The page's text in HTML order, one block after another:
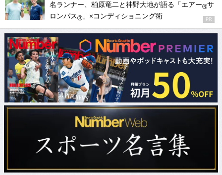
名ランナー、柏原竜二と神野大地が語る「エアー®サ
ロンパス® 」×コンディショニング術 PR